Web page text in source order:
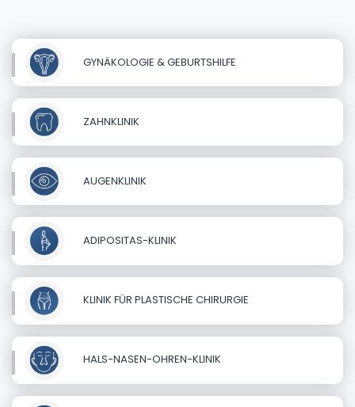
GYNÄKOLOGIE & GEBURTSHILFE
ZAHNKLINIK
AUGENKLINIK
ADIPOSITAS-KLINIK
KLINIK FÜR PLASTISCHE CHIRURGIE
HALS-NASEN-OHREN-KLINIK